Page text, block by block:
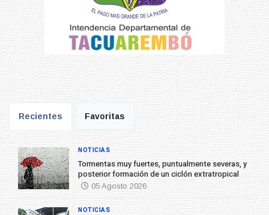
Recientes Favoritas
Tormentas muy fuertes, puntualmente severas, y
posterior formación de un ciclón extratropical
05 Agosto 2026
NOTICIAS
NOTICIAS